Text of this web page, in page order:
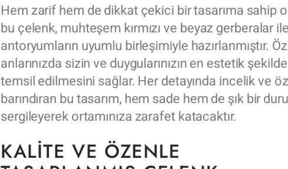
Hem zarif hem de dikkat çekici bir tasarıma sahip
bu çelenk, muhteşem kırmızı ve beyaz gerberalar ile
antoryumların uyumlu birleşimiyle hazırlanmıştır.
anlarınızda sizin ve duygularınızın en estetik şekilde
temsil edilmesini sağlar. Her detayında incelik ve
barındıran bu tasarım, hem sade hem de şık bir
sergileyerek ortamınıza zarafet katacaktır.
KALITE VE ÖZENLE